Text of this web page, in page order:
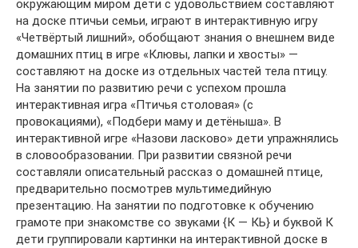
окружающим миром дети с удовольствием составляют
на доске птичьи семьи, играют в интерактивную игру
«Четвёртый лишний», обобщают знания о внешнем виде
домашних птиц в игре «Клювы, лапки и хвосты» —
составляют на доске из отдельных частей тела птицу.
На занятии по развитию речи с успехом прошла
интерактивная игра «Птичья столовая» (с
провокациями), «Подбери маму и детёныша». В
интерактивной игре «Назови ласково» дети упражнялись
в словообразовании. При развитии связной речи
составляли описательный рассказ о домашней птице,
предварительно посмотрев мультимедийную
презентацию. На занятии по подготовке к обучению
грамоте при знакомстве со звуками {К — КЬ} и буквой К
дети группировали картинки на интерактивной доске в